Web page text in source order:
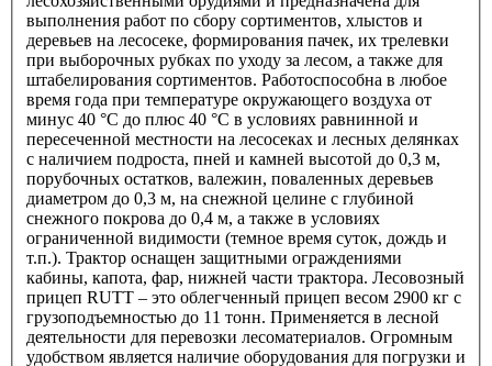
выполнения работ по сбору сортиментов, хлыстов и
деревьев на лесосеке, формирования пачек, их трелевки
при выборочных рубках по уходу за лесом, а также для
штабелирования сортиментов. Работоспособна в любое
время года при температуре окружающего воздуха от
минус 40 °С до плюс 40 °С в условиях равнинной и
пересеченной местности на лесосеках и лесных делянках
с наличием подроста, пней и камней высотой до 0,3 м,
порубочных остатков, валежин, поваленных деревьев
диаметром до 0,3 м, на снежной целине с глубиной
снежного покрова до 0,4 м, а также в условиях
ограниченной видимости (темное время суток, дождь и
т.п.). Трактор оснащен защитными ограждениями
кабины, капота, фар, нижней части трактора. Лесовозный
прицеп RUTT – это облегченный прицеп весом 2900 кг с
грузоподъемностью до 11 тонн. Применяется в лесной
деятельности для перевозки лесоматериалов. Огромным
удобством является наличие оборудования для погрузки и